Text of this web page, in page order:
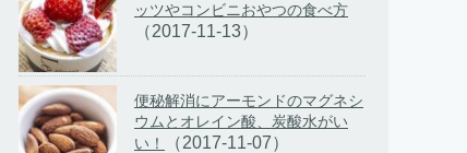
ッツやコンビニおやつの食べ方
（2017-11-13）
便秘解消にアーモンドのマグネシ
ウムとオレイン酸、炭酸水がい
い！
（2017-11-07）